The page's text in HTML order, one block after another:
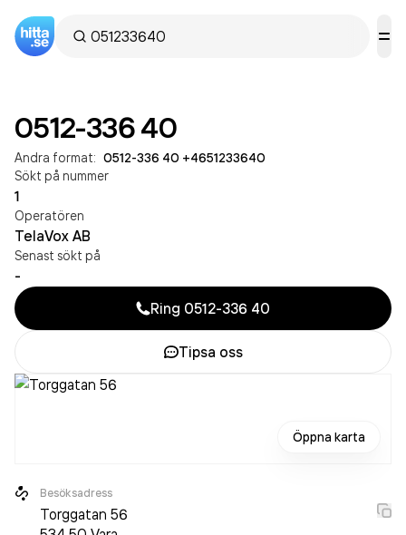
0512-336 40
Andra format: 0512-336 40 +4651233640
Sökt på nummer
1
Operatören
TelaVox AB
Senast sökt på
-
Ring 0512-336 40
Tipsa oss
Öppna karta
Besöksadress
Torggatan 56